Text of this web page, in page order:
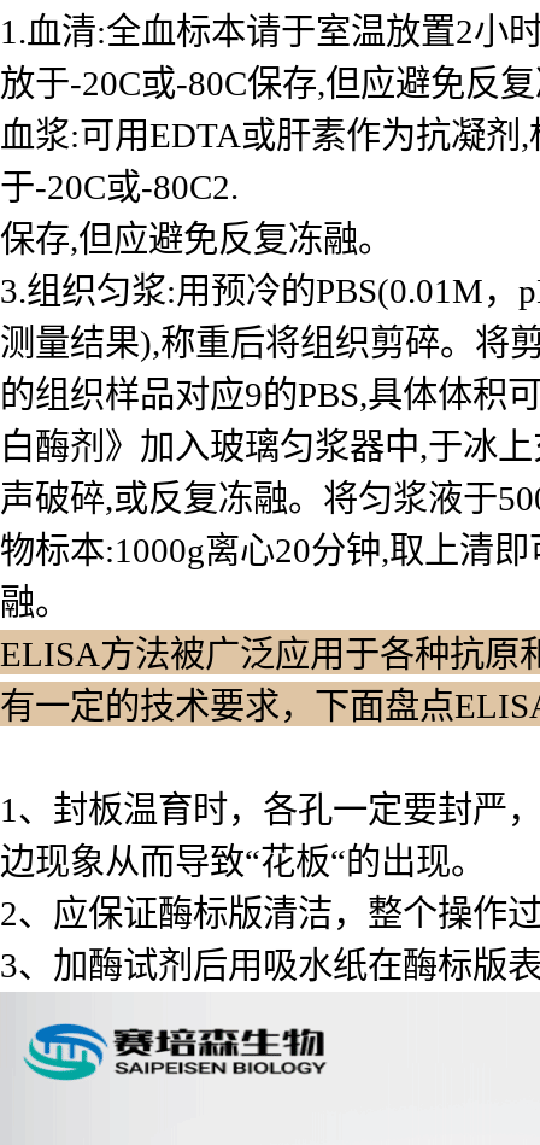
1.血清:全血标本请于室温放置2小
放于-20C或-80C保存,但应避免反
血浆:可用EDTA或肝素作为抗凝剂
于-20C或-80C2.
保存,但应避免反复冻融。
3.组织匀浆:用预冷的PBS(0.01M
测量结果),称重后将组织剪碎。将
的组织样品对应9的PBS,具体体积
白酶剂》加入玻璃匀浆器中,于冰
声破碎,或反复冻融。将匀浆液于
物标本:1000g离心20分钟,取上清
融。
ELISA方法被广泛应用于各种抗原
有一定的技术要求，下面盘点
1、封板温育时，各孔一定要封严
边现象从而导致“花板“的出现。
2、应保证酶标版清洁，整个操作
3、加酶试剂后用吸水纸在酶标版